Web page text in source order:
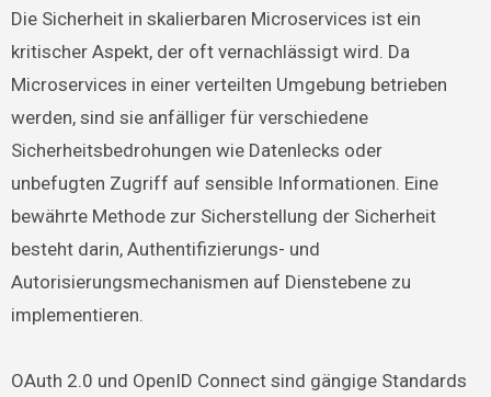
Die Sicherheit in skalierbaren Microservices ist ein
kritischer Aspekt, der oft vernachlässigt wird. Da
Microservices in einer verteilten Umgebung betrieben
werden, sind sie anfälliger für verschiedene
Sicherheitsbedrohungen wie Datenlecks oder
unbefugten Zugriff auf sensible Informationen. Eine
bewährte Methode zur Sicherstellung der Sicherheit
besteht darin, Authentifizierungs- und
Autorisierungsmechanismen auf Dienstebene zu
implementieren.
OAuth 2.0 und OpenID Connect sind gängige Standards